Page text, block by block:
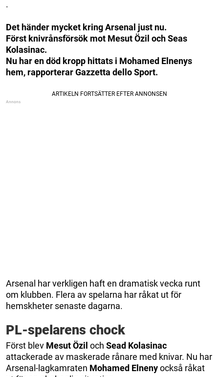
.
Det händer mycket kring Arsenal just nu.
Först knivrånsförsök mot Mesut Özil och Seas
Kolasinac.
Nu har en död kropp hittats i Mohamed Elnenys
hem, rapporterar Gazzetta dello Sport.
Arsenal har verkligen haft en dramatisk vecka runt
om klubben. Flera av spelarna har råkat ut för
hemskheter senaste dagarna.
PL-spelarens chock
Först blev Mesut Özil och Sead Kolasinac
attackerade av maskerade rånare med knivar. Nu har
Arsenal-lagkamraten Mohamed Elnenyockså råkat